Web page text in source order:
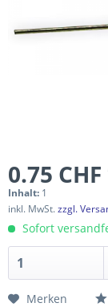
0.75
Inhalt: 1
inkl. MwSt.zzgl.
Sofort
Merken